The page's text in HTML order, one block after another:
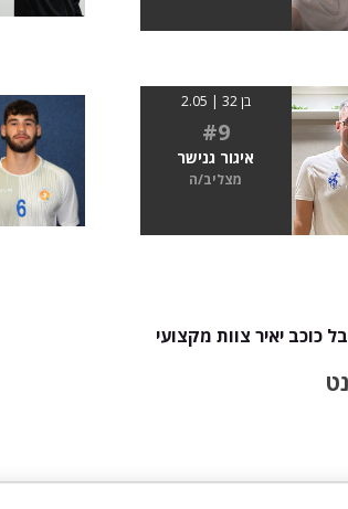
בן 32 | 2.05
#9
איגור גנישר
מצליב/ה
כוכב יאיר צוות מקצועי